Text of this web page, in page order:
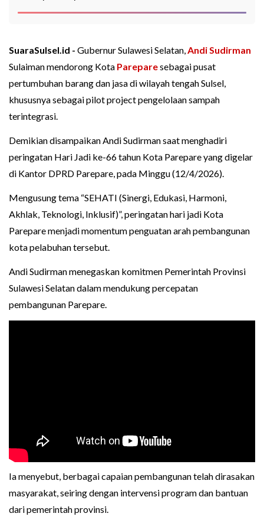
SuaraSulsel.id - Gubernur Sulawesi Selatan,Andi Sudirman
Sulaiman mendorong Kota Pareparesebagai pusat
pertumbuhan barang dan jasa di wilayah tengah Sulsel,
khususnya sebagai pilot project pengelolaan sampah
terintegrasi.
Demikian disampaikan Andi Sudirman saat menghadiri
peringatan Hari Jadi ke-66 tahun Kota Parepare yang digelar
di Kantor DPRD Parepare, pada Minggu (12/4/2026).
Mengusung tema “SEHATI (Sinergi, Edukasi, Harmoni,
Akhlak, Teknologi, Inklusif)”, peringatan hari jadi Kota
Parepare menjadi momentum penguatan arah pembangunan
kota pelabuhan tersebut.
Andi Sudirman menegaskan komitmen Pemerintah Provinsi
Sulawesi Selatan dalam mendukung percepatan
pembangunan Parepare.
Ia menyebut, berbagai capaian pembangunan telah dirasakan
masyarakat, seiring dengan intervensi program dan bantuan
dari pemerintah provinsi.